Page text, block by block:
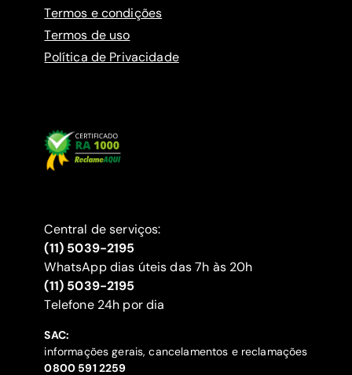
Termos e condições
Termos de uso
Política de Privacidade
Central de serviços:
(11) 5039-2195
WhatsApp dias úteis das 7h às 20h
(11) 5039-2195
‍Telefone 24h por dia
SAC:
informações gerais, cancelamentos e reclamações
‍0800 591 2259